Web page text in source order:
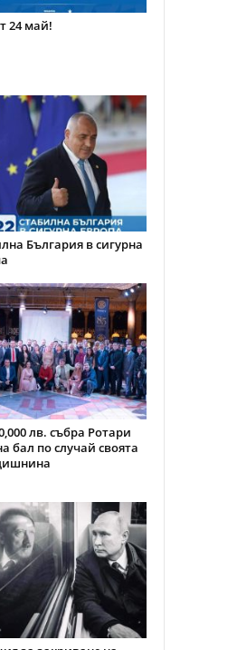
24 май!
България в сигурна
лв. събра Ротари
бал по случай своята